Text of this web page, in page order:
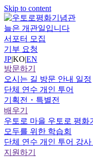
Skip to content
늘은 개관일입니다
서포터 모집
기부 요청
JP|KO|EN
방문하기
오시는 길 방문 안내 일정
단체 연수 개인 투어
기획전・특별전
배우기
우토로 마을 우토로 평화
모두를 위한 학습회
단체 연수 개인 투어 강사
지원하기